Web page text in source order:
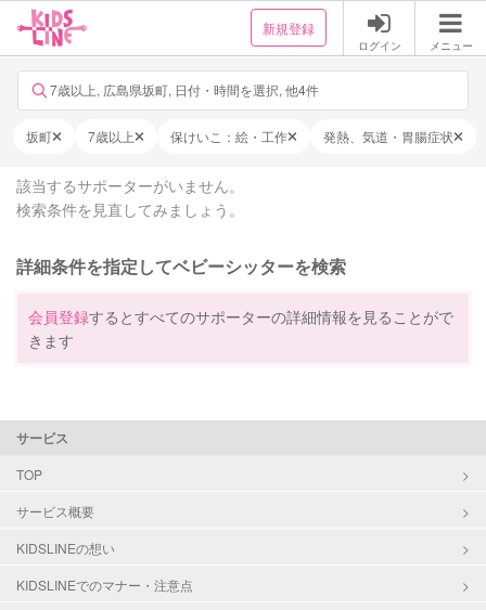
新規登録
ログイン メニュー
7歳以上, 広島県坂町, 日付・時間を選択, 他4件
坂町 7歳以上 保けいこ：絵・工作 発熱、気道・胃腸症状
該当するサポーターがいません。
検索条件を見直してみましょう。
詳細条件を指定してベビーシッターを検索
会員登録するとすべてのサポーターの詳細情報を見ることがで
きます
サービス
TOP
サービス概要
KIDSLINEの想い
KIDSLINEでのマナー・注意点